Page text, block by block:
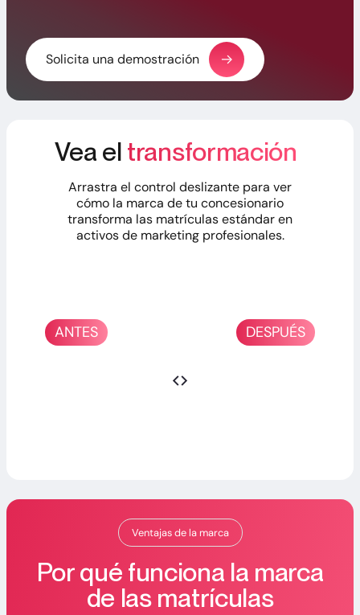
Solicita una demostración
Vea el transformación
Arrastra el control deslizante para ver
cómo la marca de tu concesionario
transforma las matrículas estándar en
activos de marketing profesionales.
ANTES DESPUÉS
Ventajas de la marca
Por qué funciona la marca
de las matrículas